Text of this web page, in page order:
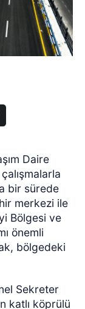
Daire
bir sürede
merkezi ile
Bölgesi ve
önemli
bölgedeki
Sekreter
katlı köprülü